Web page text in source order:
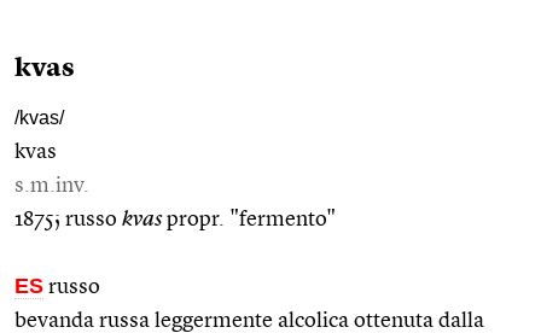
kvas
/kvas/
kvas
s.m.inv.
1875; russo kvaspropr. "fermento"
ES russo
bevanda russa leggermente alcolica ottenuta dalla